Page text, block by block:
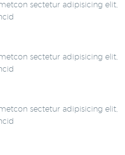
sectetur adipisicing elit,
sectetur adipisicing elit,
sectetur adipisicing elit,